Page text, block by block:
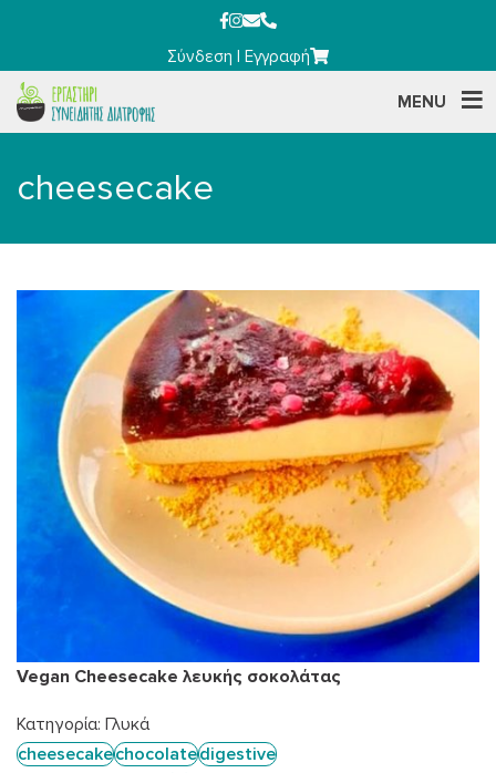
Σύνδεση |Εγγραφή
MENU
cheesecake
Vegan Cheesecake λευκής σοκολάτας
Κατηγορία: Γλυκά
cheesecakechocolatedigestive